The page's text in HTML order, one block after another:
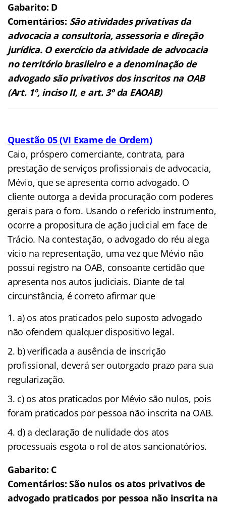
Gabarito: D
Comentários: São atividades privativas da
advocacia a consultoria, assessoria e direção
jurídica. O exercício da atividade de advocacia
no território brasileiro e a denominação de
advogado são privativos dos inscritos na OAB
(Art. 1º, inciso II, e art. 3º da EAOAB)
Questão 05 (VI Exame de Ordem)
Caio, próspero comerciante, contrata, para
prestação de serviços profissionais de advocacia,
Mévio, que se apresenta como advogado. O
cliente outorga a devida procuração com poderes
gerais para o foro. Usando o referido instrumento,
ocorre a propositura de ação judicial em face de
Trácio. Na contestação, o advogado do réu alega
vício na representação, uma vez que Mévio não
possui registro na OAB, consoante certidão que
apresenta nos autos judiciais. Diante de tal
circunstância, é correto afirmar que
a) os atos praticados pelo suposto advogado
não ofendem qualquer dispositivo legal.
b) verificada a ausência de inscrição
profissional, deverá ser outorgado prazo para sua
regularização.
c) os atos praticados por Mévio são nulos, pois
foram praticados por pessoa não inscrita na OAB.
d) a declaração de nulidade dos atos
processuais esgota o rol de atos sancionatórios.
Gabarito: C
Comentários: São nulos os atos privativos de
advogado praticados por pessoa não inscrita na